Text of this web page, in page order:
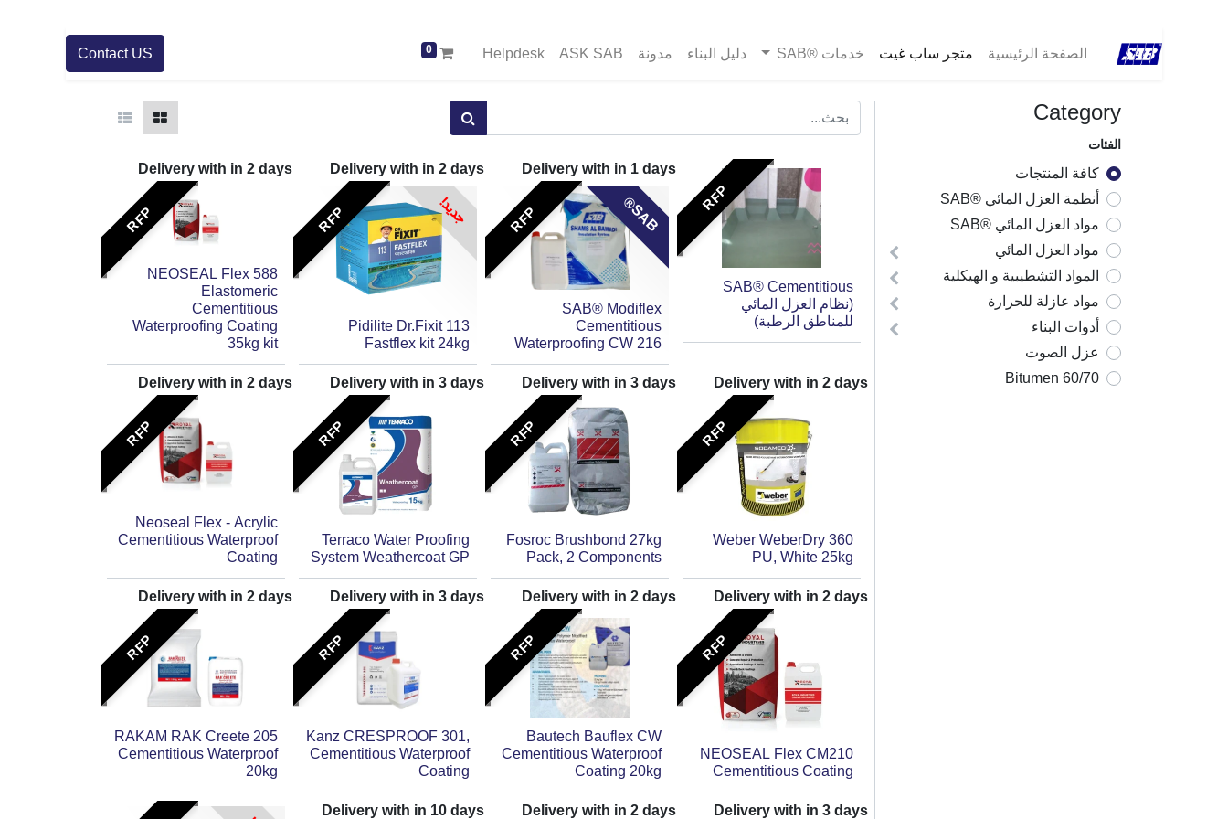
الصفحة الرئيسية متجر ساب غيت خدمات ®SAB دليل البناء مدونة ASK SAB
Helpdesk
0
Contact US
Category
الفئات
كافة المنتجات
أنظمة العزل المائي ®SAB
مواد العزل المائي ®SAB
مواد العزل المائي
المواد التشطيبية و الهيكلية
مواد عازلة للحرارة
أدوات البناء
عزل الصوت
Bitumen 60/70
RFP
SAB® Cementitious
(نظام العزل المائي
للمناطق الرطبة)
Delivery with in 1 days
RFP
SAB® Modiflex
Cementitious
Waterproofing CW 216
S
A
B
®
Delivery with in 2 days
RFP
Pidilite Dr.Fixit 113
Fastflex kit 24kg
جديد!
Delivery with in 2 days
RFP
NEOSEAL Flex 588
Elastomeric
Cementitious
Waterproofing Coating
35kg kit
Delivery with in 2 days
RFP
Weber WeberDry 360
PU, White 25kg
Delivery with in 3days
RFP
Fosroc Brushbond 27kg
Pack, 2 Components
Delivery with in 3days
RFP
Terraco Water Proofing
System Weathercoat GP
Delivery with in 2 days
RFP
Neoseal Flex - Acrylic
Cementitious Waterproof
Coating
Delivery with in 2 days
RFP
NEOSEAL Flex CM210
Cementitious Coating
Delivery with in 2 days
RFP
Bautech Bauflex CW
Cementitious Waterproof
Coating 20kg
Delivery with in 3days
RFP
Kanz CRESPROOF 301,
Cementitious Waterproof
Coating
Delivery with in 2 days
RFP
RAKAM RAK Creete 205
Cementitious Waterproof
20kg
Delivery with in 3days
Delivery with in 2 days
Delivery with in 10days